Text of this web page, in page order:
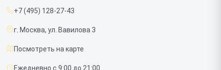
Срочный ремонт
Доставка и способы оплаты
Диагностика
+7 (495) 128-27-43
г. Москва, ул. Вавилова 3
Посмотреть на карте
Ежедневно с 9:00 до 21:00